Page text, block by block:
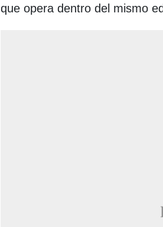
que opera dentro del mismo